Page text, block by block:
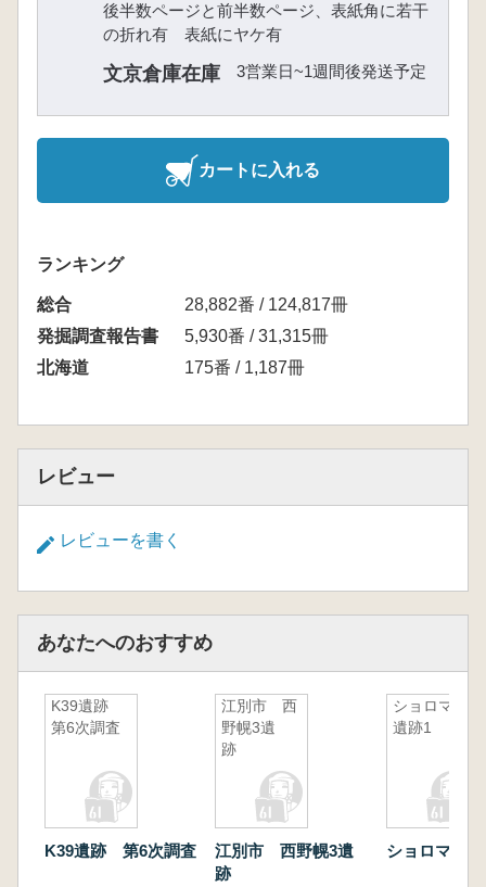
後半数ページと前半数ページ、表紙角に若干
の折れ有 表紙にヤケ有
文京倉庫在庫 3営業日~1週間後発送予定
カートに入れる
ランキング
総合
28,882番 / 124,817冊
発掘調査報告書
5,930番 / 31,315冊
北海道
175番 / 1,187冊
レビュー
レビューを書く
あなたへのおすすめ
K39遺跡
第6次調査
K39遺跡 第6次調査
江別市 西
野幌3遺
跡
江別市 西野幌3遺
跡
ショロマ1
遺跡1
ショロマ1遺